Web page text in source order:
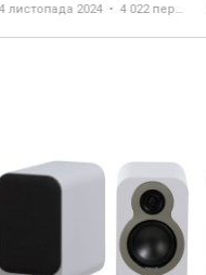
หมื่น !! No.1 Best Seller
листопада 2024 4 022 перегляда